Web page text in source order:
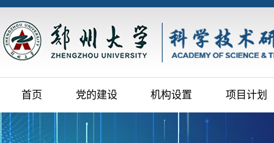
首页 党的建设 机构设置 项目计划